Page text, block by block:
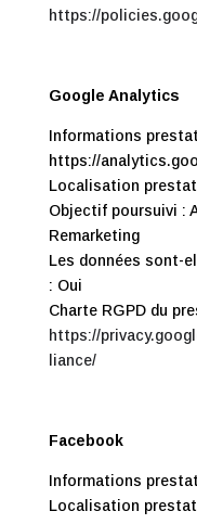
https://
Google Analytics
Informations
https://
Localisation
Objectif poursuivi :
Remarketing
Les données sont-
: Oui
Charte RGPD du
https://
liance/
Facebook
Informations
Localisation